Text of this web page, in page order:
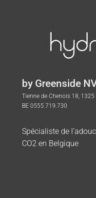
by Greenside
Tienne de Chenois 18,
BE 0555.719.730
Spécialiste de
CO2 en Belgique